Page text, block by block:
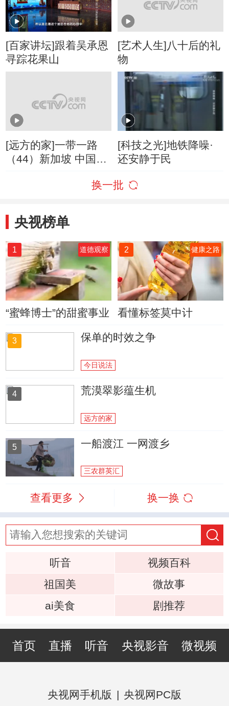
[百家讲坛]跟着吴承恩
寻踪花果山
[艺术人生]八十后的礼
物
[远方的家]一带一路
（44）新加坡 中国精
[科技之光]地铁降噪·
还安静于民
换一批
央视榜单
1 道德观察
“蜜蜂博士”的甜蜜事业
2 健康之路
看懂标签莫中计
3 保单的时效之争
今日说法
4 荒漠翠影蕴生机
远方的家
5 一船渡江 一网渡乡
三农群英汇
查看更多 换一换
听音
视频百科
祖国美
微故事
ai美食
剧推荐
首页 直播 听音 央视影音 微视频
央视网手机版 | 央视网PC版